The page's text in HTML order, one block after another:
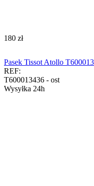
‍180‍ zł
Pasek Tissot Atollo
REF:
T600013436 - ost
Wysyłka 24h